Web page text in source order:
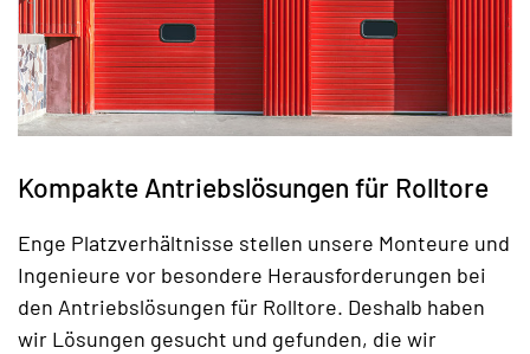
Kompakte Antriebslösungen für Rolltore
Enge Platzverhältnisse stellen unsere Monteure und
Ingenieure vor besondere Herausforderungen bei
den Antriebslösungen für Rolltore. Deshalb haben
wir Lösungen gesucht und gefunden, die wir